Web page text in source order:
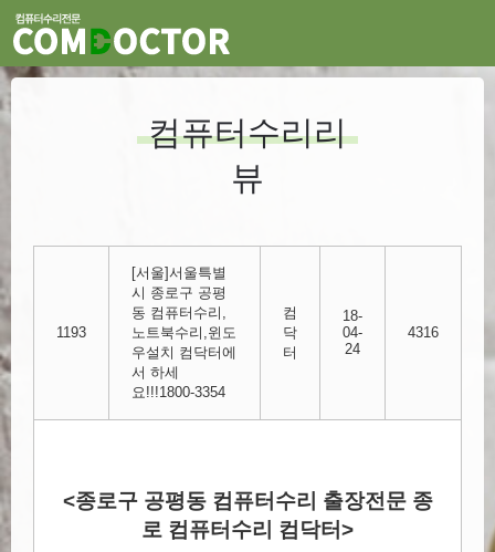
컴퓨터수리리
뷰
1193
[서울]서울특별
시 종로구 공평
동 컴퓨터수리,
노트북수리,윈도
우설치 컴닥터에
서 하세
요!!!1800-3354
컴
닥
터
18-
04-
24
4316
<종로구 공평동 컴퓨터수리 출장전문 종
로 컴퓨터수리 컴닥터>